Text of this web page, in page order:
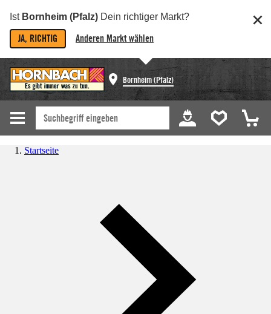
Ist Bornheim (Pfalz) Dein richtiger Markt?
JA, RICHTIG Anderen Markt wählen
Bornheim (Pfalz)
Startseite